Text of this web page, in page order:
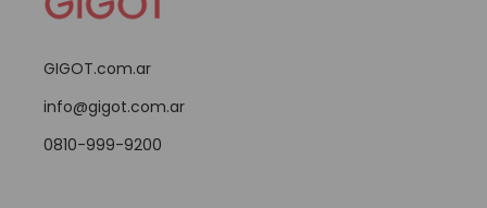
GIGOT.com.ar
info@gigot.com.ar
0810-999-9200